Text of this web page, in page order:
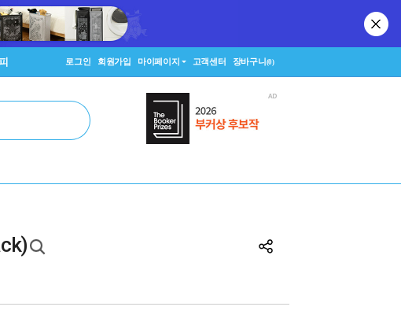
로그인 회원가입 마이페이지 고객센터 장바구니(0)